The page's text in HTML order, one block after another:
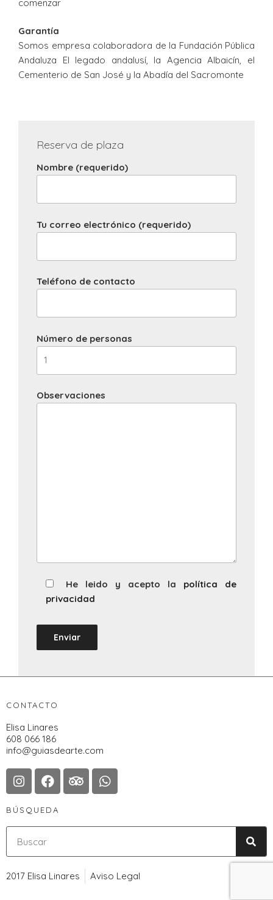
comenzar
Garantía
Somos empresa colaboradora de la Fundación Pública
Andaluza El legado andalusí, la Agencia Albaicín, el
Cementerio de San José y la Abadía del Sacromonte
Reserva de plaza
Nombre (requerido)
Tu correo electrónico (requerido)
Teléfono de contacto
Número de personas
Observaciones
He leido y acepto la política de
privacidad
CONTACTO
Elisa Linares
608 066 186
info@guiasdearte.com
BÚSQUEDA
2017 Elisa Linares Aviso Legal